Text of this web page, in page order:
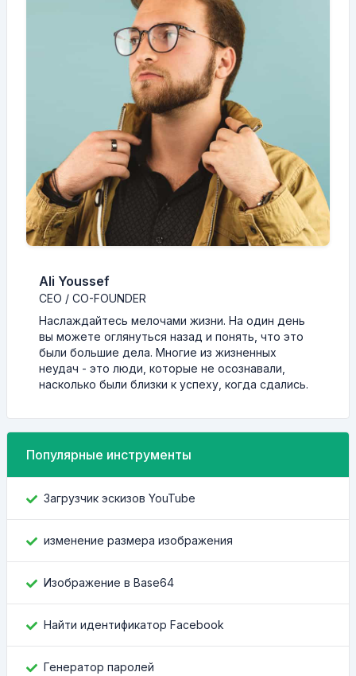
Ali Youssef
CEO / CO-FOUNDER
Наслаждайтесь мелочами жизни. На один день
вы можете оглянуться назад и понять, что это
были большие дела. Многие из жизненных
неудач - это люди, которые не осознавали,
насколько были близки к успеху, когда сдались.
Популярные инструменты
Загрузчик эскизов YouTube
изменение размера изображения
Изображение в Base64
Найти идентификатор Facebook
Генератор паролей